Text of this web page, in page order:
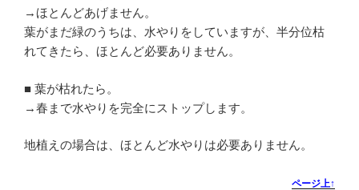
→ほとんどあげません。
葉がまだ緑のうちは、水やりをしていますが、半分位枯
れてきたら、ほとんど必要ありません。
■ 葉が枯れたら。
→春まで水やりを完全にストップします。
地植えの場合は、ほとんど水やりは必要ありません。
ページ上↑